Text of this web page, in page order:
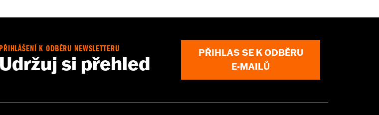
K ODBĚRU NEWSLETTERU
Udržuj si přehled
PŘIHLAS SE K ODBĚRU
E-MAILŮ